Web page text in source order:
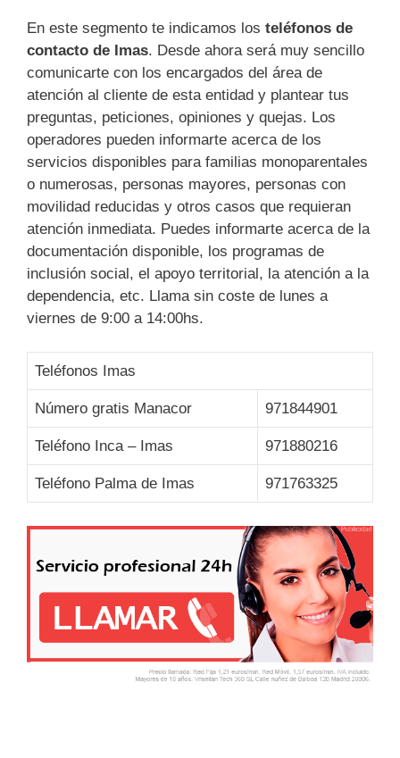
En este segmento te indicamos los teléfonos de
contacto de Imas. Desde ahora será muy sencillo
comunicarte con los encargados del área de
atención al cliente de esta entidad y plantear tus
preguntas, peticiones, opiniones y quejas. Los
operadores pueden informarte acerca de los
servicios disponibles para familias monoparentales
o numerosas, personas mayores, personas con
movilidad reducidas y otros casos que requieran
atención inmediata. Puedes informarte acerca de la
documentación disponible, los programas de
inclusión social, el apoyo territorial, la atención a la
dependencia, etc. Llama sin coste de lunes a
viernes de 9:00 a 14:00hs.
Teléfonos Imas
Número gratis Manacor 971844901
Teléfono Inca – Imas 971880216
Teléfono Palma de Imas 971763325